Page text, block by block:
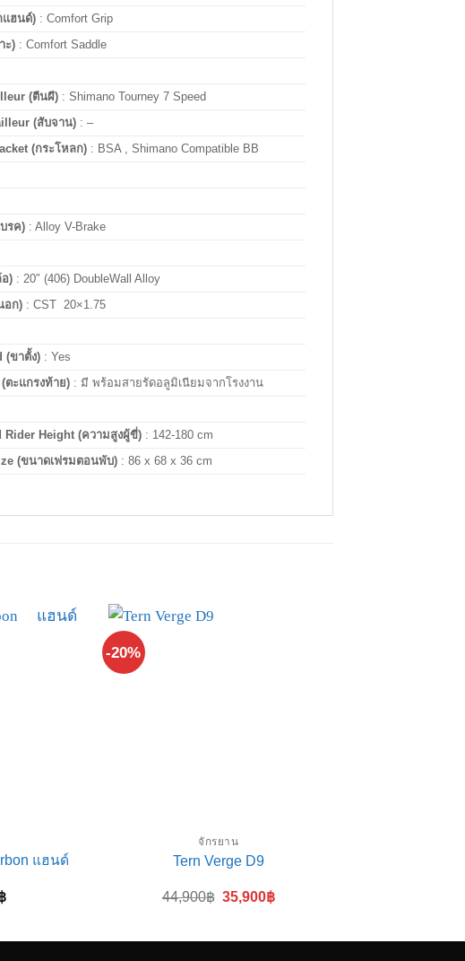
แฮนด์) : Comfort Grip
ะ) : Comfort Saddle
(ตีนผี) : Shimano Tourney 7 Speed
(สับจาน) :–
(กระโหลก) : BSA , Shimano Compatible BB
รค) : Alloy V-Brake
) : 20″ (406) DoubleWall Alloy
อก) : CST 20×1.75
(ขาตั้ง) :Yes
ตะแกรงท้าย) : มี พร้อมสายรัดอลูมิเนียมจากโรงงาน
Rider Height (ความสูงผู้ขี่) : 142-180 cm
(ขนาดเฟรมตอนพับ) : 86 x 68 x 36 cm
แฮนด์
-20%
จักรยาน
Tern Verge D9
44,900฿ Original
35,900฿Current